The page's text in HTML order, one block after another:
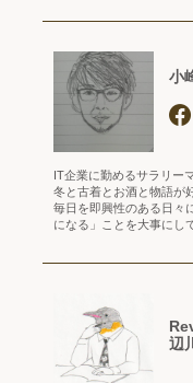
小
IT企業に勤めるサラリー
冬と古着とお酒と物語が
毎日を即興性のある日々
になる」ことを大事にし
辺